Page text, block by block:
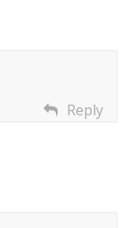
Reply